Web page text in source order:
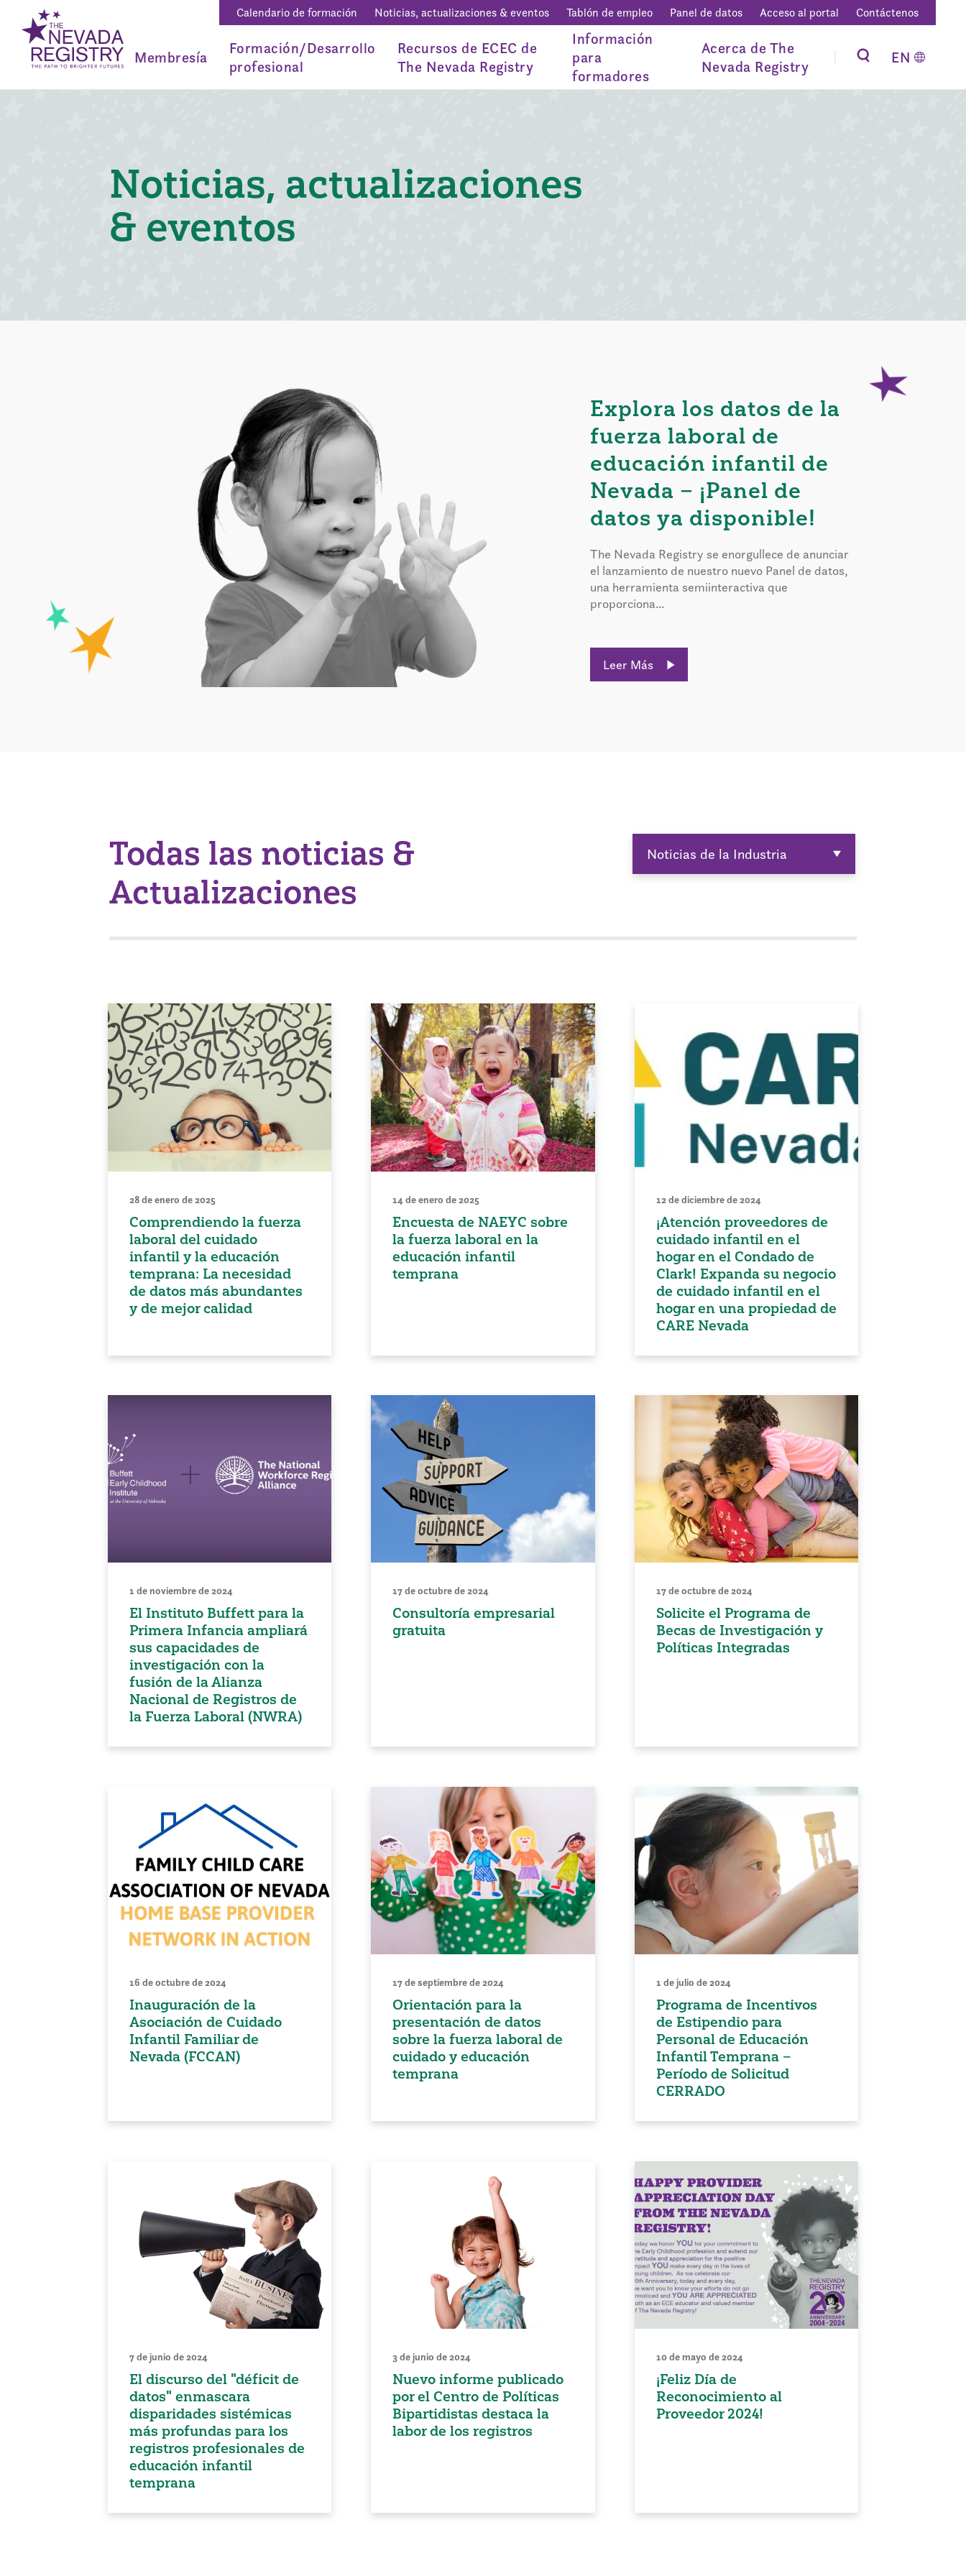
Calendario de formación Noticias, actualizaciones & eventos Tablón de empleo Panel de datos Acceso al portal Contáctenos
Membresía
Formación/Desarrollo
profesional
Recursos de ECEC de
The Nevada Registry
Información
para
formadores
Acerca de The
Nevada Registry
EN
Noticias, actualizaciones
& eventos
Explora los datos de la
fuerza laboral de
educación infantil de
Nevada – ¡Panel de
datos ya disponible!
The Nevada Registry se enorgullece de anunciar
el lanzamiento de nuestro nuevo Panel de datos,
una herramienta semiinteractiva que
proporciona...
Leer Más
Todas las noticias &
Actualizaciones
Noticias de la Industria
28 de enero de 2025
Comprendiendo la fuerza
laboral del cuidado
infantil y la educación
temprana: La necesidad
de datos más abundantes
y de mejor calidad
14 de enero de 2025
Encuesta de NAEYC sobre
la fuerza laboral en la
educación infantil
temprana
12 de diciembre de 2024
¡Atención proveedores de
cuidado infantil en el
hogar en el Condado de
Clark! Expanda su negocio
de cuidado infantil en el
hogar en una propiedad de
CARE Nevada
1 de noviembre de 2024
El Instituto Buffett para la
Primera Infancia ampliará
sus capacidades de
investigación con la
fusión de la Alianza
Nacional de Registros de
la Fuerza Laboral (NWRA)
17 de octubre de 2024
Consultoría empresarial
gratuita
17 de octubre de 2024
Solicite el Programa de
Becas de Investigación y
Políticas Integradas
16 de octubre de 2024
Inauguración de la
Asociación de Cuidado
Infantil Familiar de
Nevada (FCCAN)
17 de septiembre de 2024
Orientación para la
presentación de datos
sobre la fuerza laboral de
cuidado y educación
temprana
1 de julio de 2024
Programa de Incentivos
de Estipendio para
Personal de Educación
Infantil Temprana –
Período de Solicitud
CERRADO
7 de junio de 2024
El discurso del "déficit de
datos" enmascara
disparidades sistémicas
más profundas para los
registros profesionales de
educación infantil
temprana
3 de junio de 2024
Nuevo informe publicado
por el Centro de Políticas
Bipartidistas destaca la
labor de los registros
10 de mayo de 2024
¡Feliz Día de
Reconocimiento al
Proveedor 2024!